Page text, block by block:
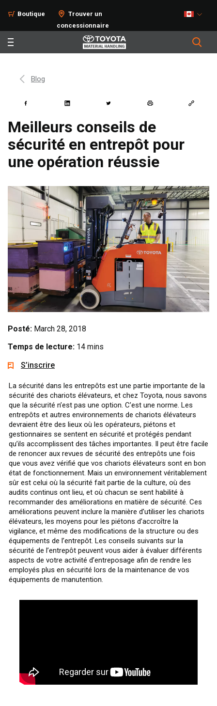
Boutique
Trouver un
concessionnaire
Blog
Meilleurs conseils de
sécurité en entrepôt pour
une opération réussie
Posté: March 28, 2018
Temps de lecture: 14 mins
S’inscrire
La sécurité dans les entrepôts est une partie importante de la
sécurité des chariots élévateurs, et chez Toyota, nous savons
que la sécurité n’est pas une option. C’est une norme. Les
entrepôts et autres environnements de chariots élévateurs
devraient être des lieux où les opérateurs, piétons et
gestionnaires se sentent en sécurité et protégés pendant
qu’ils accomplissent des tâches importantes. Il peut être facile
de renoncer aux revues de sécurité des entrepôts une fois
que vous avez vérifié que vos chariots élévateurs sont en bon
état de fonctionnement. Mais un environnement véritablement
sûr est celui où la sécurité fait partie de la culture, où des
audits continus ont lieu, et où chacun se sent habilité à
recommander des améliorations en matière de sécurité. Ces
améliorations peuvent inclure la manière d’utiliser les chariots
élévateurs, les moyens pour les piétons d’accroître la
vigilance, et même des modifications de la structure ou des
équipements de l’entrepôt. Les conseils suivants sur la
sécurité de l’entrepôt peuvent vous aider à évaluer différents
aspects de votre activité d’entreposage afin de rendre les
employés plus en sécurité lors de la maintenance de vos
équipements de manutention.